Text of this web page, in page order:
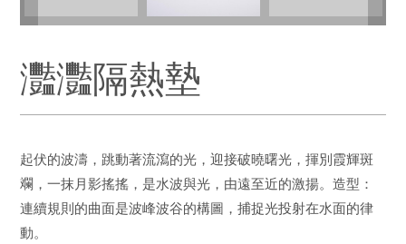
灩灩隔熱墊
起伏的波濤，跳動著流瀉的光，迎接破曉曙光，揮別霞輝斑
斕，一抹月影搖搖，是水波與光，由遠至近的激揚。造型：
連續規則的曲面是波峰波谷的構圖，捕捉光投射在水面的律
動。